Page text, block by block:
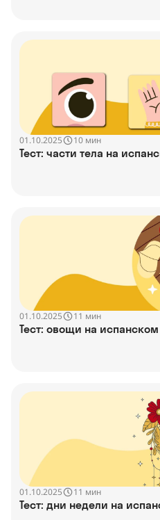
01.10.2025 10 мин
Тест: части тела на
01.10.2025 11 мин
Тест: овощи на испанском
01.10.2025 11 мин
Тест: дни недели на